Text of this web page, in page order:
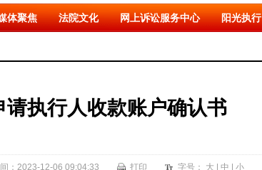
体聚焦 法院文化 网上诉讼服务中心 阳光执行
请执行人收款账户确认书
：2023-12-06 09:04:33 打印 字号： 大 中 小